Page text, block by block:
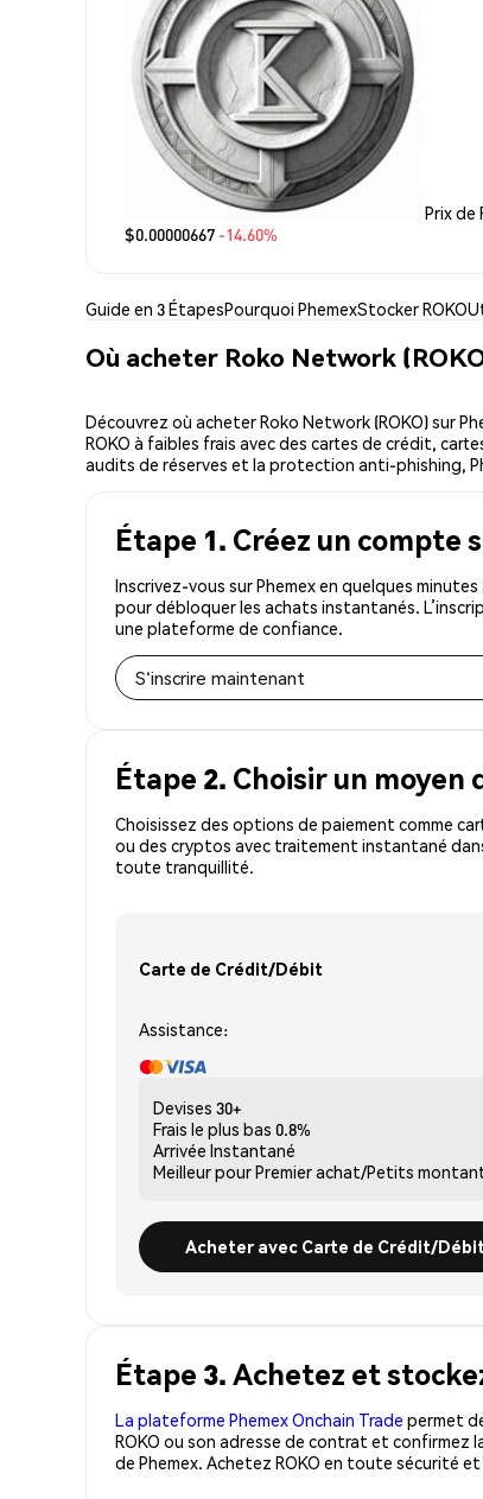
Prix de
$0.00000667 -14.60%
Guide en 3 ÉtapesPourquoi PhemexStocker ROKO
Où acheter Roko Network
Découvrez où acheter Roko Network (ROKO) sur
ROKO à faibles frais avec des cartes de crédit,
audits de réserves et la protection anti-phishing,
Étape 1. Créez un compte
Inscrivez-vous sur Phemex en quelques
pour débloquer les achats instantanés.
une plateforme de confiance.
S'inscrire maintenant
Étape 2. Choisir un moyen
Choisissez des options de paiement comme
ou des cryptos avec traitement instantané dans
toute tranquillité.
Carte de Crédit/Débit
Assistance:
Devises 30+
Frais le plus bas 0.8%
Arrivée Instantané
Meilleur pourPremier achat/Petits
Acheter avec Carte de Crédit/
Étape 3. Achetez et
La plateforme Phemex Onchain Trade permet
ROKO ou son adresse de contrat et confirmez
de Phemex. Achetez ROKO en toute sécurité